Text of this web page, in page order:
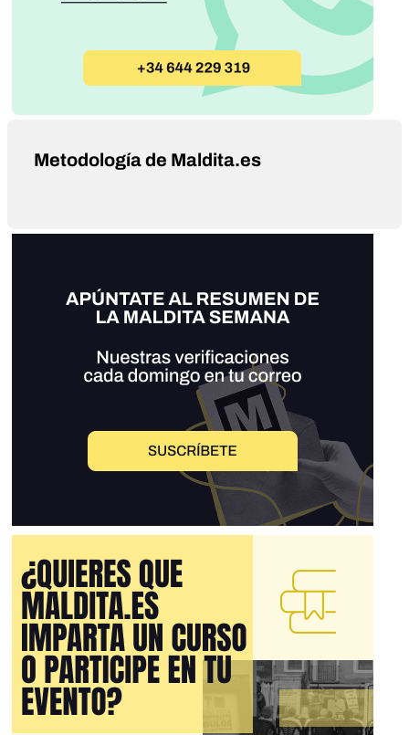
Metodología de Maldita.es